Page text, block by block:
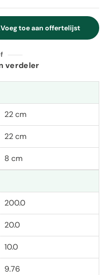
Voeg toe aan offertelijst
verdeler
22 cm
22 cm
8 cm
200.0
20.0
10.0
9.76